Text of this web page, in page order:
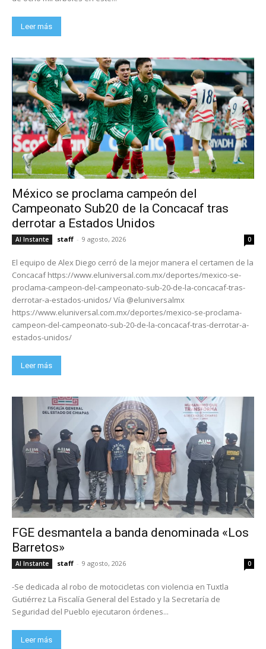
Leer más
México se proclama campeón del
Campeonato Sub20 de la Concacaf tras
derrotar a Estados Unidos
Al Instante staff - 9 agosto, 2026 0
El equipo de Alex Diego cerró de la mejor manera el certamen de la
Concacaf https://www.eluniversal.com.mx/deportes/mexico-se-
proclama-campeon-del-campeonato-sub-20-de-la-concacaf-tras-
derrotar-a-estados-unidos/ Vía @eluniversalmx
https://www.eluniversal.com.mx/deportes/mexico-se-proclama-
campeon-del-campeonato-sub-20-de-la-concacaf-tras-derrotar-a-
estados-unidos/
Leer más
FGE desmantela a banda denominada «Los
Barretos»
Al Instante staff - 9 agosto, 2026 0
-Se dedicada al robo de motocicletas con violencia en Tuxtla
Gutiérrez La Fiscalía General del Estado y la Secretaría de
Seguridad del Pueblo ejecutaron órdenes...
Leer más